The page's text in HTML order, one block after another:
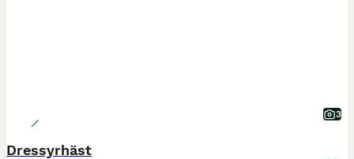
3
Dressyrhäst